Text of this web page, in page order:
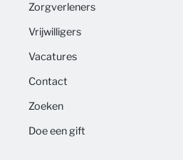
Zorgverleners
Vrijwilligers
Vacatures
Contact
Zoeken
Doe een gift